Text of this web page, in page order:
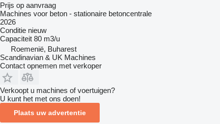
Prijs op aanvraag
Machines voor beton - stationaire betoncentrale
2026
Conditie nieuw
Capaciteit 80 m3/u
Roemenië, Buharest
Scandinavian & UK Machines
Contact opnemen met verkoper
Verkoopt u machines of voertuigen?
U kunt het met ons doen!
Plaats uw advertentie